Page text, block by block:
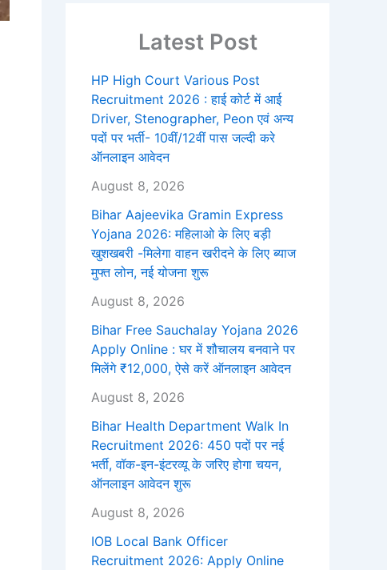
Latest Post
HP High Court Various Post
Recruitment 2026 : हाई कोर्ट में आई
Driver, Stenographer, Peon एवं अन्य
पदों पर भर्ती- 10वीं/12वीं पास जल्दी करे
ऑनलाइन आवेदन
August 8, 2026
Bihar Aajeevika Gramin Express
Yojana 2026: महिलाओ के लिए बड़ी
खुशखबरी -मिलेगा वाहन खरीदने के लिए ब्याज
मुफ्त लोन, नई योजना शुरू
August 8, 2026
Bihar Free Sauchalay Yojana 2026
Apply Online : घर में शौचालय बनवाने पर
मिलेंगे ₹12,000, ऐसे करें ऑनलाइन आवेदन
August 8, 2026
Bihar Health Department Walk In
Recruitment 2026: 450 पदों पर नई
भर्ती, वॉक-इन-इंटरव्यू के जरिए होगा चयन,
ऑनलाइन आवेदन शुरू
August 8, 2026
IOB Local Bank Officer
Recruitment 2026: Apply Online